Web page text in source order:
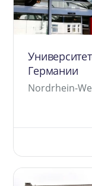
Германии
Nordrhein-